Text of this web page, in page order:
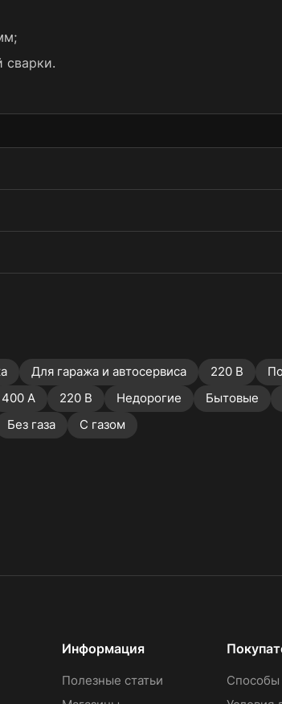
сварки.
Для гаража и автосервиса 220 В
400 А 220 В Недорогие Бытовые
Без газа С газом
Информация
Полезные статьи
Способы